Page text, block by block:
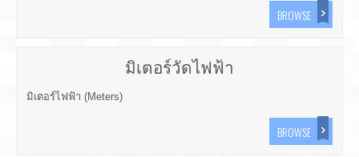
BROWSE
มิเตอร์วัดไฟฟ้า
มิเตอร์ไฟฟ้า (Meters)
BROWSE